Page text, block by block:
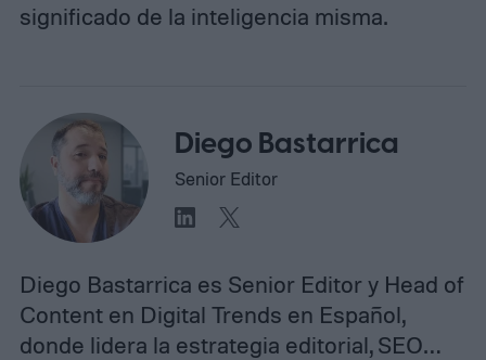
significado de la inteligencia misma.
Diego Bastarrica
Senior Editor
Diego Bastarrica es Senior Editor y Head of
Content en Digital Trends en Español,
donde lidera la estrategia editorial, SEO…